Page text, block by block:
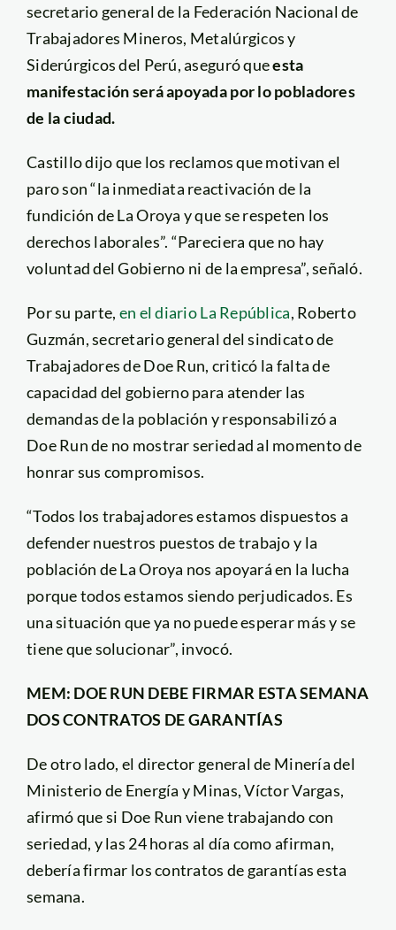
secretario general de la Federación Nacional de
Trabajadores Mineros, Metalúrgicos y
Siderúrgicos del Perú, aseguró queesta
manifestación será apoyada por lo pobladores
de la ciudad.
Castillo dijo que los reclamos que motivan el
paro son “la inmediata reactivación de la
fundición de La Oroya y que se respeten los
derechos laborales”. “Pareciera que no hay
voluntad del Gobierno ni de la empresa”, señaló.
Por su parte, en el diario La República, Roberto
Guzmán, secretario general del sindicato de
Trabajadores de Doe Run, criticó la falta de
capacidad del gobierno para atender las
demandas de la población y responsabilizó a
Doe Run de no mostrar seriedad al momento de
honrar sus compromisos.
“Todos los trabajadores estamos dispuestos a
defender nuestros puestos de trabajo y la
población de La Oroya nos apoyará en la lucha
porque todos estamos siendo perjudicados. Es
una situación que ya no puede esperar más y se
tiene que solucionar”, invocó.
MEM: DOE RUN DEBE FIRMAR ESTA SEMANA
DOS CONTRATOS DE GARANTÍAS
De otro lado, el director general de Minería del
Ministerio de Energía y Minas, Víctor Vargas,
afirmó que si Doe Run viene trabajando con
seriedad, y las 24 horas al día como afirman,
debería firmar los contratos de garantías esta
semana.